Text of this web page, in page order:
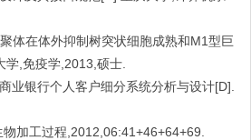
体在体外抑制树突状细胞成熟和M1型巨
,免疫学,2013,硕士.
业银行个人客户细分系统分析与设计[D].
加工过程,2012,06:41+46+64+69.